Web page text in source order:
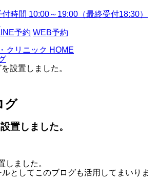
付時間 10:00～19:00（最終受付18:30）
予約 WEB予約
クリニック HOME
設置しました。
グ
置しました。
しました。
としてこのブログも活用してまいりま